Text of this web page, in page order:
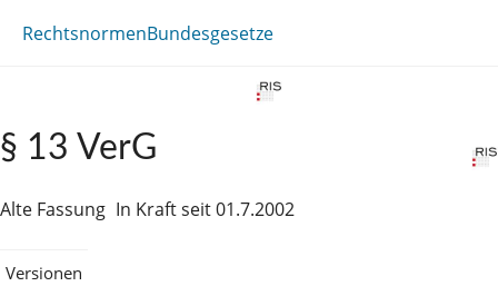
RechtsnormenBundesgesetze
§ 13 VerG
Alte Fassung In Kraft seit 01.7.2002
Versionen